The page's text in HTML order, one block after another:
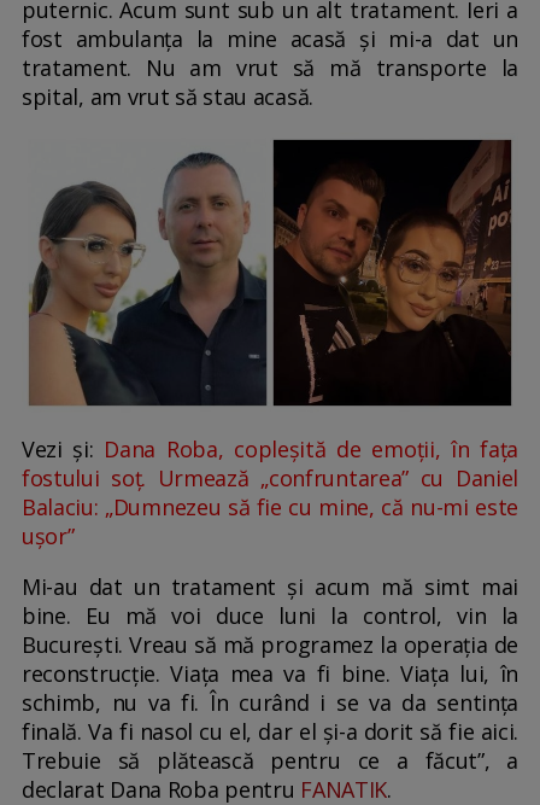
puternic. Acum sunt sub un alt tratament. Ieri a
fost ambulanța la mine acasă și mi-a dat un
tratament. Nu am vrut să mă transporte la
spital, am vrut să stau acasă.
Vezi și: Dana Roba, copleșită de emoții, în fața
fostului soț. Urmează „confruntarea” cu Daniel
Balaciu: „Dumnezeu să fie cu mine, că nu-mi este
ușor”
Mi-au dat un tratament și acum mă simt mai
bine. Eu mă voi duce luni la control, vin la
București. Vreau să mă programez la operația de
reconstrucție. Viața mea va fi bine. Viața lui, în
schimb, nu va fi. În curând i se va da sentința
finală. Va fi nasol cu el, dar el și-a dorit să fie aici.
Trebuie să plătească pentru ce a făcut”, a
declarat Dana Roba pentru FANATIK.